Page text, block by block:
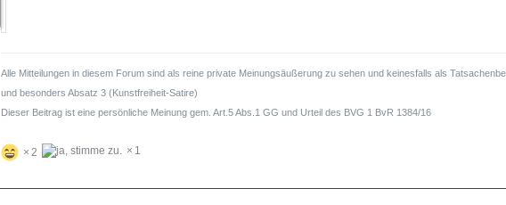
Alle Mitteilungen in diesem Forum sind als reine private Meinungsäußerung zu sehen und keinesfalls als
und besonders Absatz 3 (Kunstfreiheit-Satire)
Dieser Beitrag ist eine persönliche Meinung gem. Art.5 Abs.1 GG und Urteil des BVG 1 BvR 1384/16
2 1